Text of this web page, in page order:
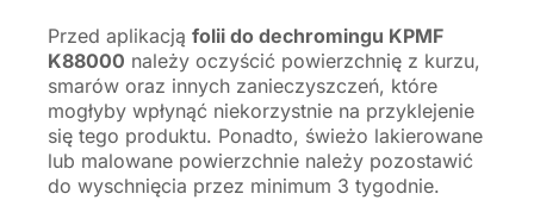
Przed aplikacją folii do dechromingu KPMF
K88000 należy oczyścić powierzchnię z kurzu,
smarów oraz innych zanieczyszczeń, które
mogłyby wpłynąć niekorzystnie na przyklejenie
się tego produktu. Ponadto, świeżo lakierowane
lub malowane powierzchnie należy pozostawić
do wyschnięcia przez minimum 3 tygodnie.